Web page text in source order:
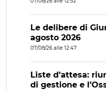
Le delibere di
agosto 2026
07/08/26 alle 12:47
Liste d’attesa:
di gestione e